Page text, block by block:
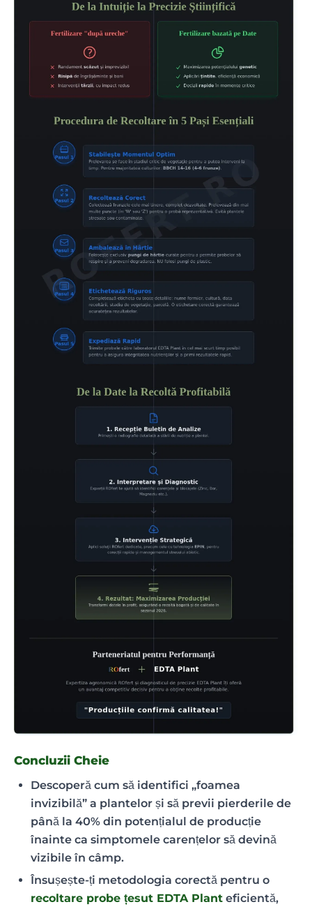
Concluzii Cheie
Descoperă cum să identifici „foamea
invizibilă” a plantelor și să previi pierderile de
până la 40% din potențialul de producție
înainte ca simptomele carențelor să devină
vizibile în câmp.
Însușește-ți metodologia corectă pentru o
recoltare probe țesut EDTA Plant eficientă,